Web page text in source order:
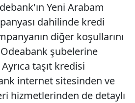
Yeni Arabam
dahilinde kredi
diğer koşullarını
şubelerine
taşıt kredisi
internet sitesinden ve
hizmetlerinden de detaylı